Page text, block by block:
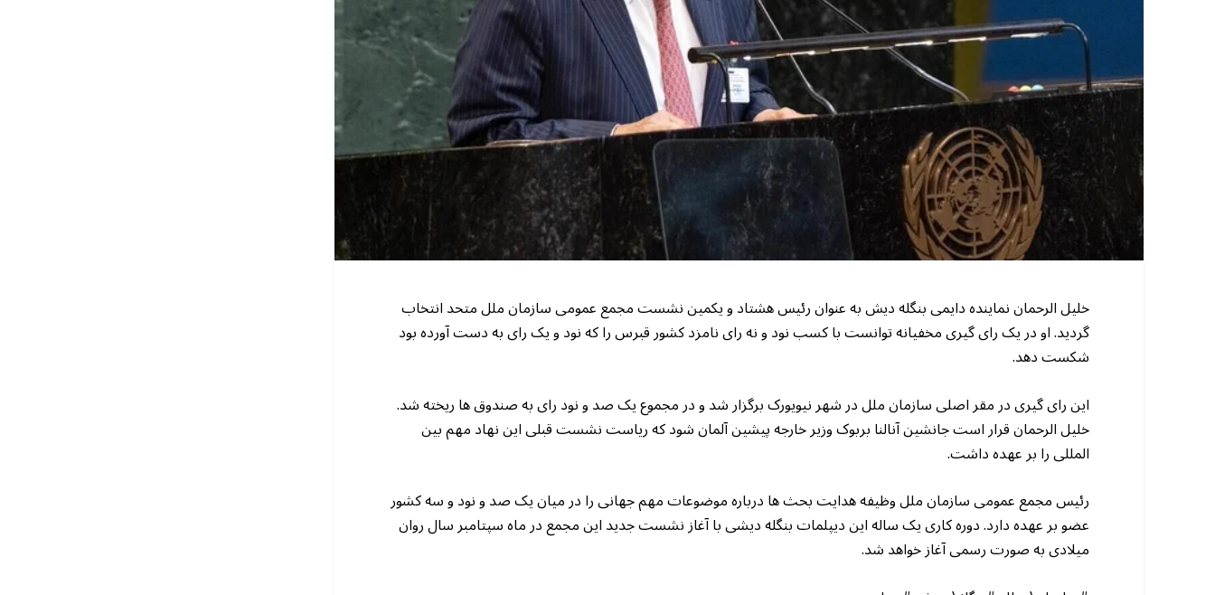
خلیل الرحمان نماینده دایمی بنگله دیش به عنوان رئیس هشتاد و یکمین نشست مجمع عمومی سازمان ملل متحد انتخاب
گردید. او در یک رای گیری مخفیانه توانست با کسب نود و نه رای نامزد کشور قبرس را که نود و یک رای به دست آورده بود
شکست دهد.
این رای گیری در مقر اصلی سازمان ملل در شهر نیویورک برگزار شد و در مجموع یک صد و نود رای به صندوق ها ریخته شد.
خلیل الرحمان قرار است جانشین آنالنا بربوک وزیر خارجه پیشین آلمان شود که ریاست نشست قبلی این نهاد مهم بین
المللی را بر عهده داشت.
رئیس مجمع عمومی سازمان ملل وظیفه هدایت بحث ها درباره موضوعات مهم جهانی را در میان یک صد و نود و سه کشور
عضو بر عهده دارد. دوره کاری یک ساله این دیپلمات بنگله دیشی با آغاز نشست جدید این مجمع در ماه سپتامبر سال روان
میلادی به صورت رسمی آغاز خواهد شد.